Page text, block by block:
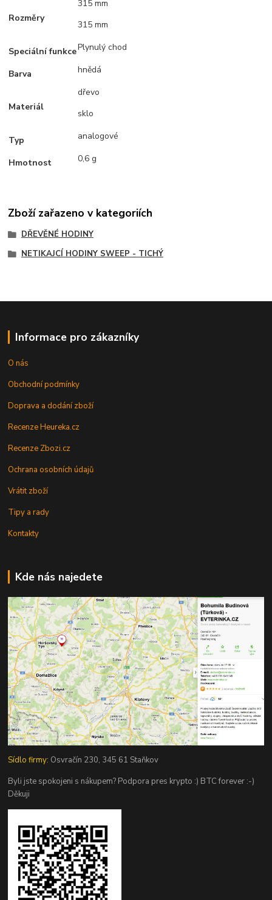
Rozměry
315 mm
315 mm
Speciální funkcePlynulý chod
Barva hnědá
Materiál
dřevo
sklo
Typ analogové
Hmotnost 0,6 g
Zboží zařazeno v kategoriích
DŘEVĚNÉ HODINY
NETIKAJCÍ HODINY SWEEP - TICHÝ
Informace pro zákazníky
O nás
Obchodní podmínky
Doprava a dodání zboží
Recenze Heureka.cz
Recenze Zbozi.cz
Ochrana osobních údajů
Vrátit zboží
Tipy a rady
Kontakty
Kde nás najedete
Sídlo firmy: Osvračín 230, 345 61 Staňkov
Byli jste spokojeni s nákupem? Podpora pres krypto :) BTC forever :-)
Děkuji